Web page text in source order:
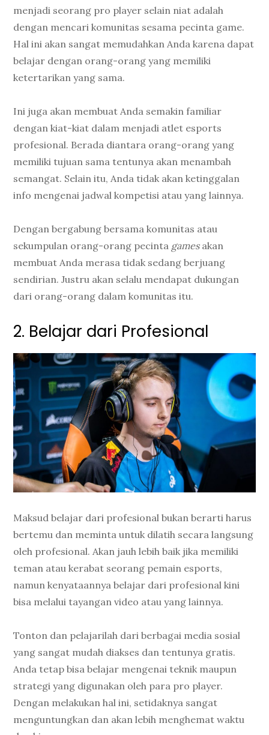
menjadi seorang pro player selain niat adalah
dengan mencari komunitas sesama pecinta game.
Hal ini akan sangat memudahkan Anda karena dapat
belajar dengan orang-orang yang memiliki
ketertarikan yang sama.
Ini juga akan membuat Anda semakin familiar
dengan kiat-kiat dalam menjadi atlet esports
profesional. Berada diantara orang-orang yang
memiliki tujuan sama tentunya akan menambah
semangat. Selain itu, Anda tidak akan ketinggalan
info mengenai jadwal kompetisi atau yang lainnya.
Dengan bergabung bersama komunitas atau
sekumpulan orang-orang pecinta gamesakan
membuat Anda merasa tidak sedang berjuang
sendirian. Justru akan selalu mendapat dukungan
dari orang-orang dalam komunitas itu.
2. Belajar dari Profesional
Maksud belajar dari profesional bukan berarti harus
bertemu dan meminta untuk dilatih secara langsung
oleh profesional. Akan jauh lebih baik jika memiliki
teman atau kerabat seorang pemain esports,
namun kenyataannya belajar dari profesional kini
bisa melalui tayangan video atau yang lainnya.
Tonton dan pelajarilah dari berbagai media sosial
yang sangat mudah diakses dan tentunya gratis.
Anda tetap bisa belajar mengenai teknik maupun
strategi yang digunakan oleh para pro player.
Dengan melakukan hal ini, setidaknya sangat
menguntungkan dan akan lebih menghemat waktu